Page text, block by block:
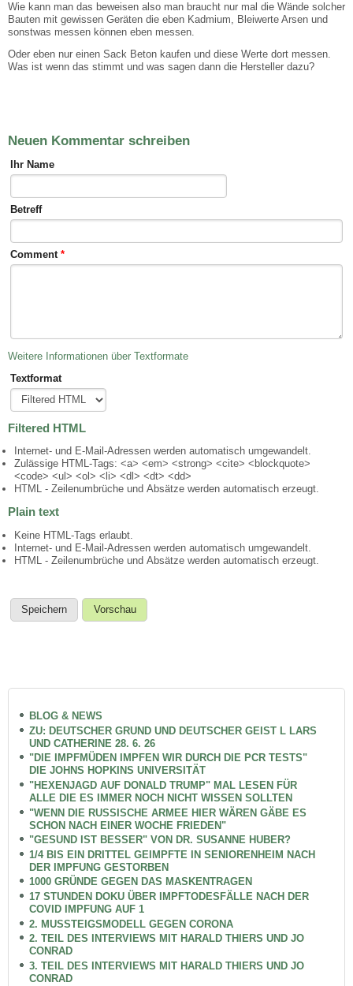
Wie kann man das beweisen also man braucht nur mal die Wände solcher
Bauten mit gewissen Geräten die eben Kadmium, Bleiwerte Arsen und
sonstwas messen können eben messen.
Oder eben nur einen Sack Beton kaufen und diese Werte dort messen.
Was ist wenn das stimmt und was sagen dann die Hersteller dazu?
Neuen Kommentar schreiben
Ihr Name
Betreff
Comment *
Weitere Informationen über Textformate
Textformat
Filtered HTML
Internet- und E-Mail-Adressen werden automatisch umgewandelt.
Zulässige HTML-Tags: <a> <em> <strong> <cite> <blockquote>
<code> <ul> <ol> <li> <dl> <dt> <dd>
HTML - Zeilenumbrüche und Absätze werden automatisch erzeugt.
Plain text
Keine HTML-Tags erlaubt.
Internet- und E-Mail-Adressen werden automatisch umgewandelt.
HTML - Zeilenumbrüche und Absätze werden automatisch erzeugt.
BLOG & NEWS
ZU: DEUTSCHER GRUND UND DEUTSCHER GEIST L LARS
UND CATHERINE 28. 6. 26
"DIE IMPFMÜDEN IMPFEN WIR DURCH DIE PCR TESTS"
DIE JOHNS HOPKINS UNIVERSITÄT
"HEXENJAGD AUF DONALD TRUMP" MAL LESEN FÜR
ALLE DIE ES IMMER NOCH NICHT WISSEN SOLLTEN
"WENN DIE RUSSISCHE ARMEE HIER WÄREN GÄBE ES
SCHON NACH EINER WOCHE FRIEDEN"
"GESUND IST BESSER" VON DR. SUSANNE HUBER?
1/4 BIS EIN DRITTEL GEIMPFTE IN SENIORENHEIM NACH
DER IMPFUNG GESTORBEN
1000 GRÜNDE GEGEN DAS MASKENTRAGEN
17 STUNDEN DOKU ÜBER IMPFTODESFÄLLE NACH DER
COVID IMPFUNG AUF 1
2. MUSSTEIGSMODELL GEGEN CORONA
2. TEIL DES INTERVIEWS MIT HARALD THIERS UND JO
CONRAD
3. TEIL DES INTERVIEWS MIT HARALD THIERS UND JO
CONRAD